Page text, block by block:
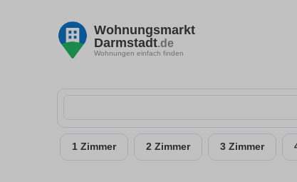
Wohnungsmarkt
Darmstadt.de
Wohnungen einfach finden
1 Zimmer 2 Zimmer 3 Zimmer